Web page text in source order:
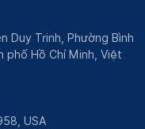
Duy Trinh, Phường Bình
phố Hồ Chí Minh, Việt
USA